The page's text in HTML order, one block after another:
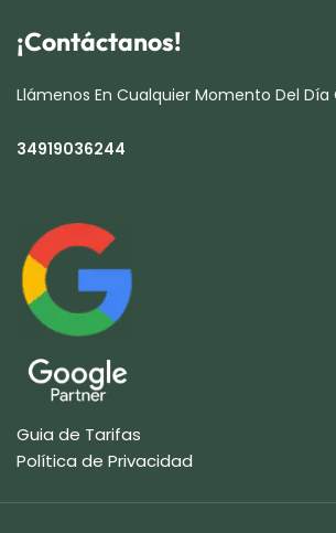
¡Contáctanos!
Llámenos En Cualquier Momento Del Día
34919036244
Guia de Tarifas
Política de Privacidad